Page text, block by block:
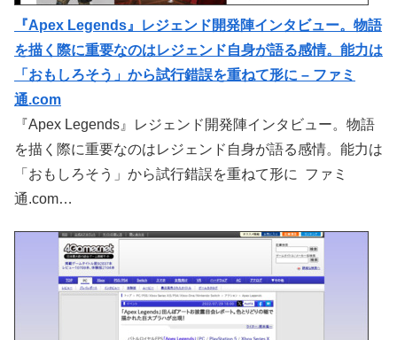
『Apex Legends』レジェンド開発陣インタビュー。物語
を描く際に重要なのはレジェンド自身が語る感情。能力は
「おもしろそう」から試行錯誤を重ねて形に – ファミ
通.com
『Apex Legends』レジェンド開発陣インタビュー。物語
を描く際に重要なのはレジェンド自身が語る感情。能力は
「おもしろそう」から試行錯誤を重ねて形に ファミ
通.com…